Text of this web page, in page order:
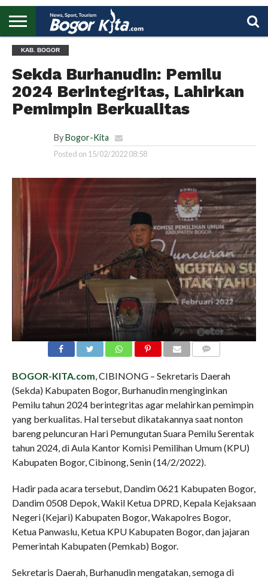
BOGOR
REGIONAL
NASIONAL
PENDIDIKAN
WISATA
OLAHRAGA
LAPORAN
PROFIL
KAB. BOGOR
Sekda Burhanudin: Pemilu
2024 Berintegritas, Lahirkan
Pemimpin Berkualitas
By Bogor-Kita
Posted on 15/02/2022 08:58
BOGOR-KITA.com , CIBINONG – Sekretaris Daerah
(Sekda) Kabupaten Bogor, Burhanudin menginginkan
Pemilu tahun 2024 berintegritas agar melahirkan pemimpin
yang berkualitas. Hal tersebut dikatakannya saat nonton
bareng peluncuran Hari Pemungutan Suara Pemilu Serentak
tahun 2024, di Aula Kantor Komisi Pemilihan Umum (KPU)
Kabupaten Bogor, Cibinong, Senin (14/2/2022).
Hadir pada acara tersebut, Dandim 0621 Kabupaten Bogor,
Dandim 0508 Depok, Wakil Ketua DPRD, Kepala Kejaksaan
Negeri (Kejari) Kabupaten Bogor, Wakapolres Bogor,
Ketua Panwaslu, Ketua KPU Kabupaten Bogor, dan jajaran
Pemerintah Kabupaten (Pemkab) Bogor.
Sekretaris Daerah, Burhanudin mengatakan, semoga di